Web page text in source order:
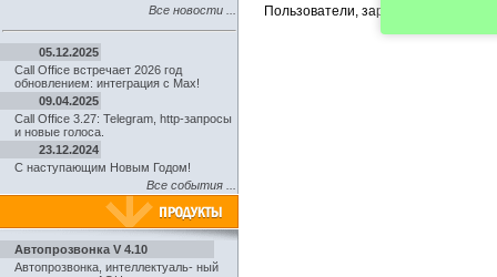
Все новости ...
05.12.2025
Call Office встречает 2026 год
обновлением: интеграция с Max!
09.04.2025
Call Office 3.27: Telegram, http-запросы
и новые голоса.
23.12.2024
С наступающим Новым Годом!
Все события ...
Автопрозвонка V 4.10
Автопрозвонка интеллектуаль- ный
Пользователи,